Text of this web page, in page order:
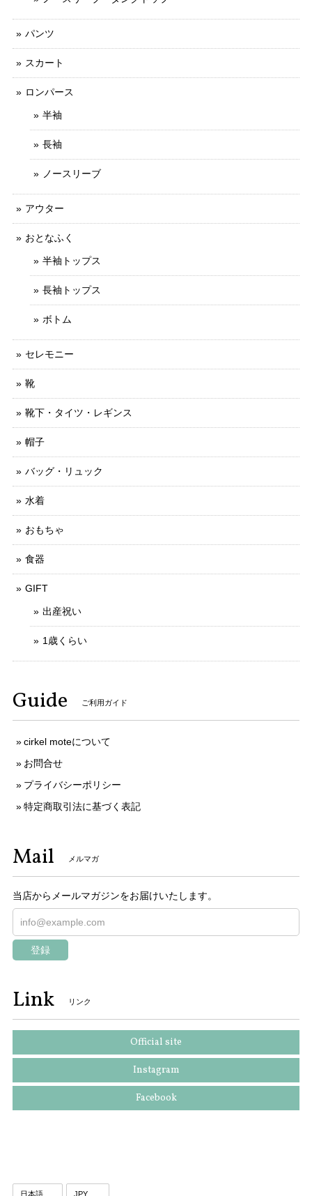
パンツ
スカート
ロンパース
半袖
長袖
ノースリーブ
アウター
おとなふく
半袖トップス
長袖トップス
ボトム
セレモニー
靴
靴下・タイツ・レギンス
帽子
バッグ・リュック
水着
おもちゃ
食器
GIFT
出産祝い
1歳くらい
Guide ご利用ガイド
cirkel moteについて
お問合せ
プライバシーポリシー
特定商取引法に基づく表記
Mail メルマガ
当店からメールマガジンをお届けいたします。
登録
Link リンク
Official site
Instagram
Facebook